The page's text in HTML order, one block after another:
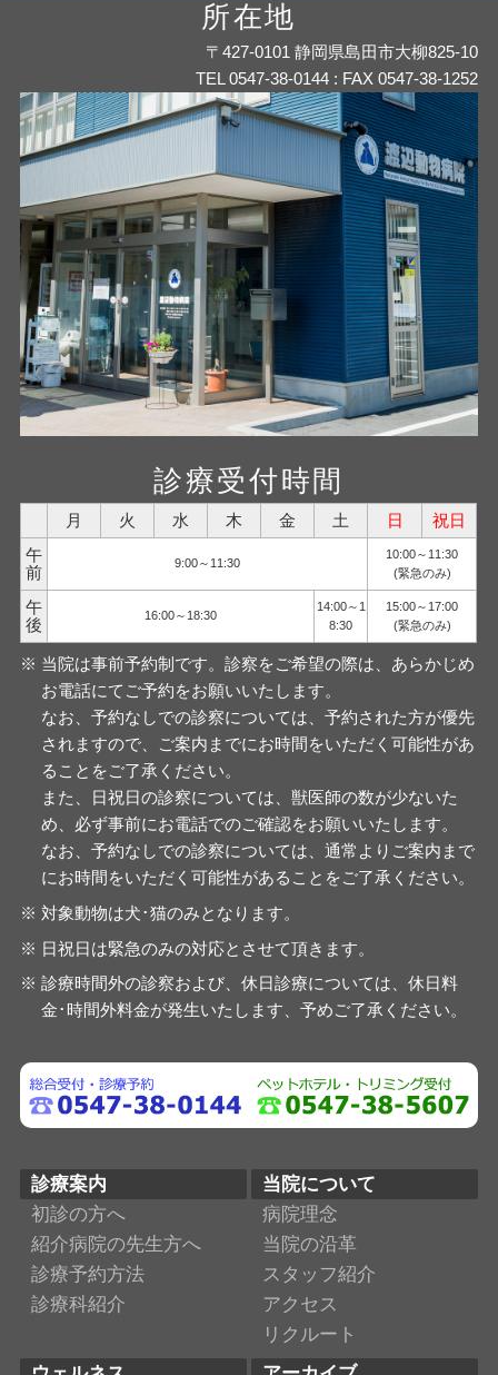
所在地
〒427-0101 静岡県島田市大柳825-10
TEL 0547-38-0144 : FAX 0547-38-1252
診療受付時間
月 火 水 木 金 土 日
祝日
午
前
9:00～11:30
10:00～11:30
(緊急のみ)
午
後
16:00～18:30
14:00～1
8:30
15:00～17:00
(緊急のみ)
当院は事前予約制です。診察をご希望の際は、あらかじめ
お電話にてご予約をお願いいたします。
なお、予約なしでの診察については、予約された方が優先
されますので、ご案内までにお時間をいただく可能性があ
ることをご了承ください。
また、日祝日の診察については、獣医師の数が少ないた
め、必ず事前にお電話でのご確認をお願いいたします。
なお、予約なしでの診察については、通常よりご案内まで
にお時間をいただく可能性があることをご了承ください。
対象動物は犬･猫のみとなります。
日祝日は緊急のみの対応とさせて頂きます。
診療時間外の診察および、休日診療については、休日料
金･時間外料金が発生いたします、予めご了承ください。
診療案内
初診の方へ
紹介病院の先生方へ
診療予約方法
診療科紹介
当院について
病院理念
当院の沿革
スタッフ紹介
アクセス
リクルート